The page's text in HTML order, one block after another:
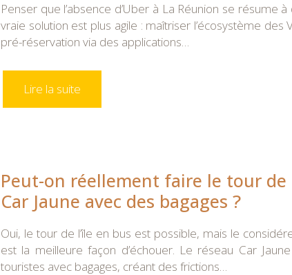
Penser que l’absence d’Uber à La Réunion se résume
vraie solution est plus agile : maîtriser l’écosystème des
pré-réservation via des applications…
Lire la suite
Peut-on réellement faire le tour
Car Jaune avec des bagages ?
Oui, le tour de l’île en bus est possible, mais le
est la meilleure façon d’échouer. Le réseau Car
touristes avec bagages, créant des frictions…